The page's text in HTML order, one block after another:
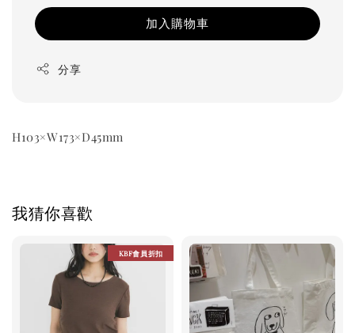
加入購物車
分享
H103×W173×D45mm
我猜你喜歡
KBF會員折扣